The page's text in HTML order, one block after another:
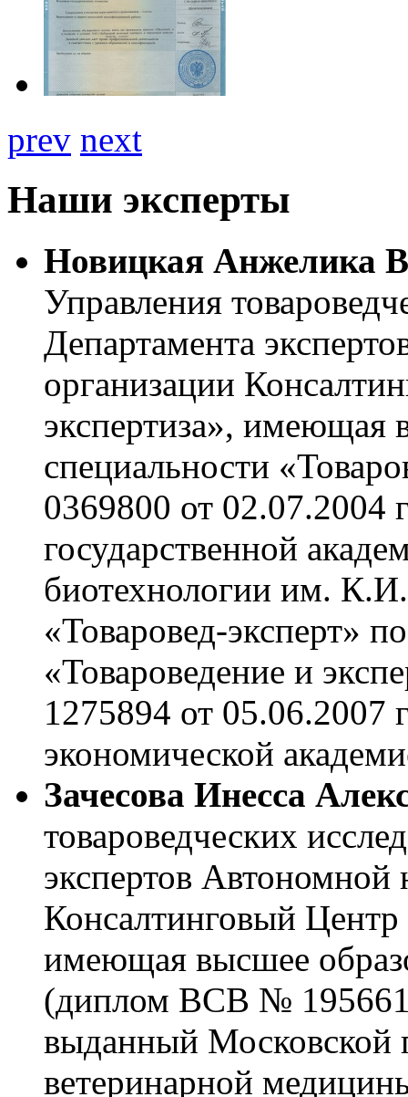
prev next
Наши эксперты
Новицкая Анжелика
Управления
Департамента
организации
экспертиза», имеющая
специальности
0369800 от 02.07.2004
государственной
биотехнологии им.
«Товаровед-эксперт»
«Товароведение и
1275894 от 05.06.2007
экономической
Зачесова Инесса
товароведческих
экспертов Автономной
Консалтинговый Центр
имеющая высшее
(диплом ВСВ №
выданный Московской
ветеринарной